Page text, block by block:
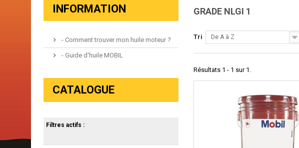
INFORMATION
- Comment trouver mon huile moteur ?
- Guide d'huile MOBIL
CATALOGUE
Filtres actifs :
GRADE NLGI 1
Tri De A à Z
Résultats 1 - 1 sur 1.